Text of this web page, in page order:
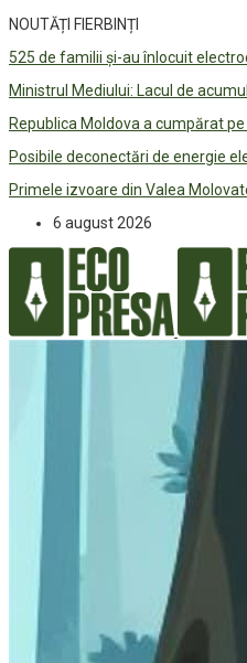
NOUTĂȚI FIERBINȚI
525 de familii și-au înlocuit
Ministrul Mediului: Lacul de
Republica Moldova a cumpărat
Posibile deconectări de energie
Primele izvoare din Valea
6 august 2026